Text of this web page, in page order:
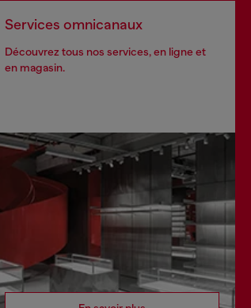
Services omnicanaux
Découvrez tous nos services, en ligne et
en magasin.